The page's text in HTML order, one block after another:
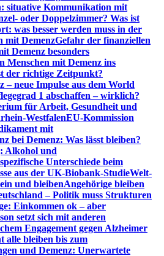
situative Kommunikation mit
oder Doppelzimmer? Was ist
was besser werden muss in der
mit DemenzGefahr der finanziellen
Demenz besonders
Menschen mit Demenz ins
der richtige Zeitpunkt?
– neue Impulse aus dem World
1 abschaffen – wirklich?
für Arbeit, Gesundheit und
WestfalenEU-Kommission
mit
bei Demenz: Was lässt bleiben?
Alkohol und
Unterschiede beim
aus der UK-Biobank-StudieWelt-
und bleibenAngehörige bleiben
– Politik muss Strukturen
Einkommen ok – aber
setzt sich mit anderen
Engagement gegen Alzheimer
alle bleiben bis zum
und Demenz: Unerwartete